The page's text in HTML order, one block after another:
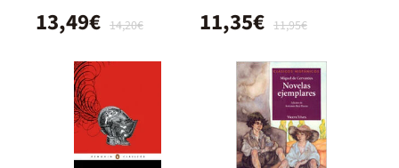
14,20€
13,49€ 11,95€
11,35€